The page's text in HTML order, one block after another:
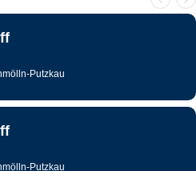
Putzkau
Putzkau